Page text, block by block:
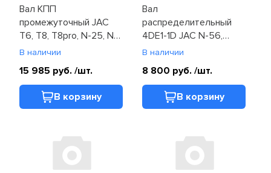
Вал КПП
промежуточный JAC
T6, T8, T8pro, N-25, N-
35, Sollers Atlant, Argo
В наличии
15 985 руб. /шт.
В корзину
Вал
распределительный
4DE1-1D JAC N-56,
Sunray, Sollers Atlant
В наличии
8 800 руб. /шт.
В корзину